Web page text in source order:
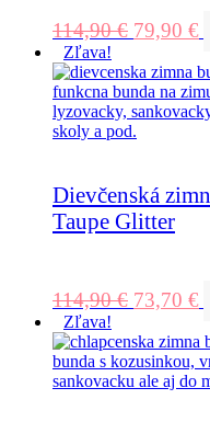
114,90€ 79,90 €
Zľava!
Dievčenská
Taupe Glitter
114,90€ 73,70 €
Zľava!